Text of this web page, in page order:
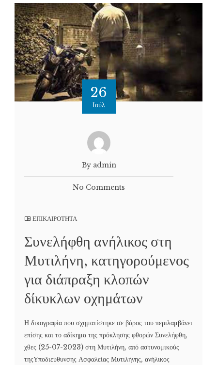
26
Ιούλ
By admin
No Comments
ΕΠΙΚΑΙΡΟΤΗΤΑ
Συνελήφθη ανήλικος στη
Μυτιλήνη, κατηγορούμενος
για διάπραξη κλοπών
δίκυκλων οχημάτων
Η δικογραφία που σχηματίστηκε σε βάρος του περιλαμβάνει
επίσης και το αδίκημα της πρόκλησης φθορών Συνελήφθη,
χθες (25-07-2023) στη Μυτιλήνη, από αστυνομικούς
τηςΥποδιεύθυνσης Ασφαλείας Μυτιλήνης, ανήλικος